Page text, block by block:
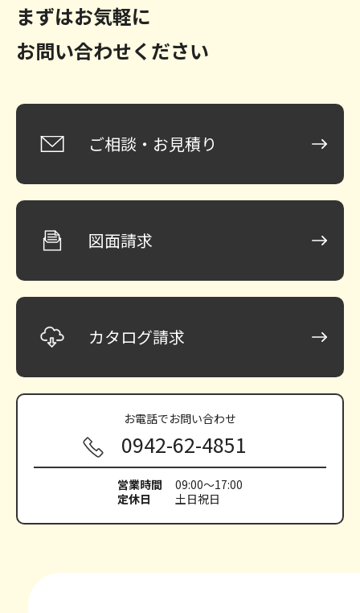
まずはお気軽に
お問い合わせください
ご相談・お見積り
図面請求
カタログ請求
お電話でお問い合わせ
0942-62-4851
営業時間
09:00～17:00
定休日
土日祝日